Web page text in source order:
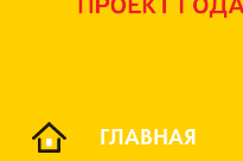
ГЛАВНАЯ